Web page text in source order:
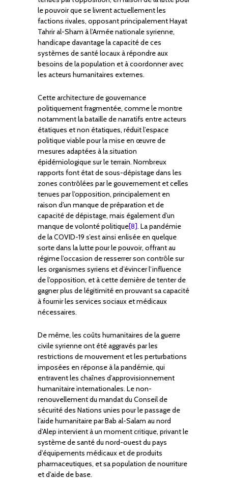
le pouvoir que se livrent actuellement les
factions rivales, opposant principalement Hayat
Tahrir al-Sham à l’Armée nationale syrienne,
handicape davantage la capacité de ces
systèmes de santé locaux à répondre aux
besoins de la population et à coordonner avec
les acteurs humanitaires externes.
Cette architecture de gouvernance
politiquement fragmentée, comme le montre
notamment la bataille de narratifs entre acteurs
étatiques et non étatiques, réduit l’espace
politique viable pour la mise en œuvre de
mesures adaptées à la situation
épidémiologique sur le terrain. Nombreux
rapports font état de sous-dépistage dans les
zones contrôlées par le gouvernement et celles
tenues par l’opposition, principalement en
raison d’un manque de préparation et de
capacité de dépistage, mais également d’un
manque de volonté politique[8]. La pandémie
de la COVID-19 s’est ainsi enlisée en quelque
sorte dans la lutte pour le pouvoir, offrant au
régime l’occasion de resserrer son contrôle sur
les organismes syriens et d’évincer l’influence
de l’opposition, et à cette dernière de tenter de
gagner plus de légitimité en prouvant sa capacité
à fournir les services sociaux et médicaux
nécessaires.
De même, les coûts humanitaires de la guerre
civile syrienne ont été aggravés par les
restrictions de mouvement et les perturbations
imposées en réponse à la pandémie, qui
entravent les chaînes d’approvisionnement
humanitaire internationales. Le non-
renouvellement du mandat du Conseil de
sécurité des Nations unies pour le passage de
l’aide humanitaire par Bab al-Salam au nord
d’Alep intervient à un moment critique, privant le
système de santé du nord-ouest du pays
d’équipements médicaux et de produits
pharmaceutiques, et sa population de nourriture
et d’aide de base.